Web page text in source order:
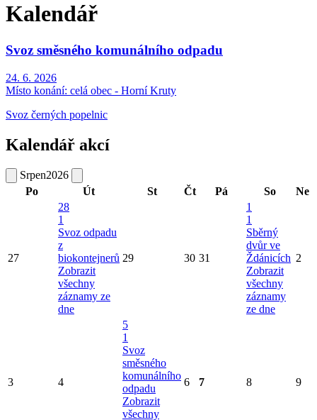
Kalendář
Svoz směsného komunálního odpadu
24. 6. 2026
Místo konání: celá obec - Horní Kruty
Svoz černých popelnic
Kalendář akcí
Srpen2026
Po
Út St Čt Pá So Ne
27
28
1
Svoz odpadu
z
biokontejnerů
Zobrazit
všechny
záznamy ze
dne
29 30 31
1
1
Sběrný
dvůr ve
Ždánicích
Zobrazit
všechny
záznamy
ze dne
2
3 4
5
1
Svoz
směsného
komunálního
odpadu
Zobrazit
všechny
6 7 8 9